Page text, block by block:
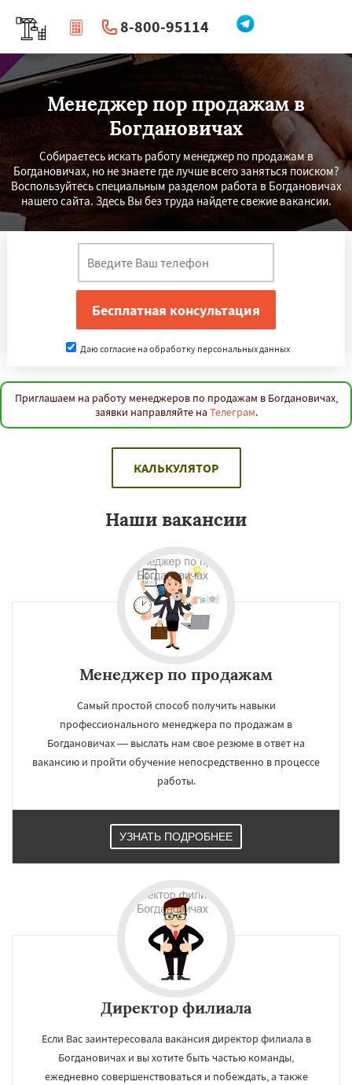
8-800-95114
| Перезвоните мне
Менеджер пор продажам в
Богдановичах
Собираетесь искать работу менеджер по продажам в
Богдановичах, но не знаете где лучше всего заняться поиском?
Воспользуйтесь специальным разделом работа в Богдановичах
нашего сайта. Здесь Вы без труда найдете свежие вакансии.
Даю согласие на обработку персональных данных
Приглашаем на работу менеджеров по продажам в Богдановичах,
заявки направляйте на Телеграм.
КАЛЬКУЛЯТОР
Наши вакансии
Менеджер по продажам
Самый простой способ получить навыки
профессионального менеджера по продажам в
Богдановичах — выслать нам свое резюме в ответ на
вакансию и пройти обучение непосредственно в процессе
работы.
УЗНАТЬ ПОДРОБНЕЕ
Директор филиала
Если Вас заинтересовала вакансия директор филиала в
Богдановичах и вы хотите быть частью команды,
ежедневно совершенствоваться и побеждать, а также